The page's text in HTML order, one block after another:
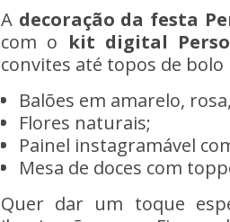
A decoração da festa
com o kit digital
convites até topos de
Balões em amarelo,
Flores naturais;
Painel instagramável
Mesa de doces com
Quer dar um toque